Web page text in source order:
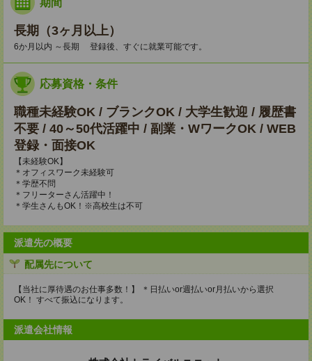
期間
長期（3ヶ月以上）
6か月以内 ～長期 登録後、すぐに就業可能です。
応募資格・条件
職種未経験OK / ブランクOK / 大学生歓迎 / 履歴書
不要 / 40～50代活躍中 / 副業・WワークOK / WEB
登録・面接OK
【未経験OK】
＊オフィスワーク未経験可
＊学歴不問
＊フリーターさん活躍中！
＊学生さんもOK！※高校生は不可
派遣先の概要
配属先について
【当社に厚待遇のお仕事多数！】 ＊日払いor週払いor月払いから選択
OK！ すべて振込になります。
派遣会社情報